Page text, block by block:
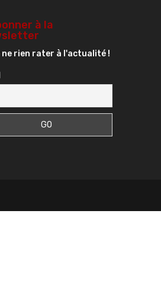
à la
ne rien rater à l'actualité !